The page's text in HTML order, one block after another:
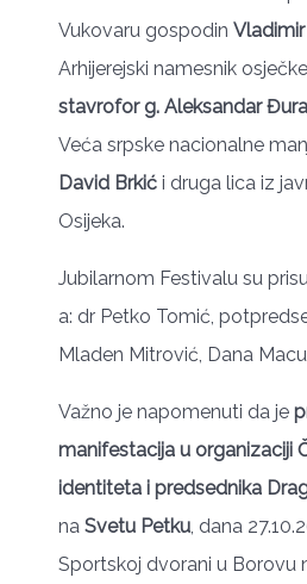
Vukovaru gospodin
Arhijerejski namesnik
stavrofor g. Aleksandar
Veća srpske nacionalne
David Brkić i druga lica iz
Osijeka.
Jubilarnom Festivalu su
a: dr Petko Tomić,
Mladen Mitrović, Dana
Važno je napomenuti da je
manifestacija u organizaciji
identiteta i predsednika
na Svetu Petku, dana
Sportskoj dvorani u Borovu